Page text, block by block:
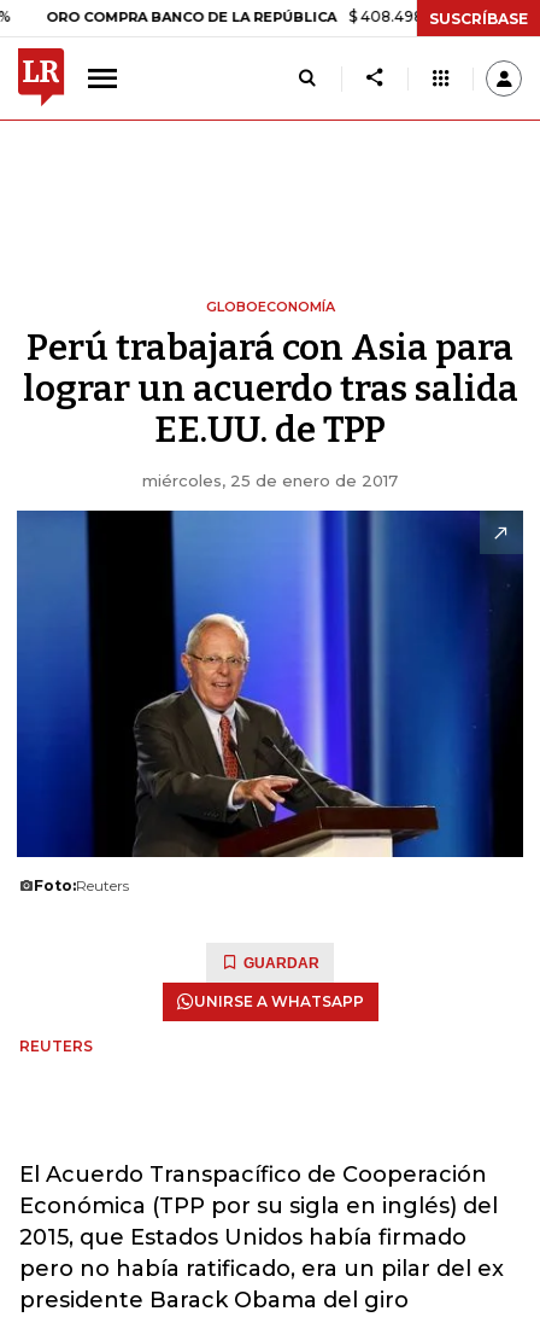
ORO COMPRA BANCO DE LA REPÚBLICA $ 408.498,97 +$ 8.753,81
SUSCRÍBASE
GLOBOECONOMÍA
Perú trabajará con Asia para
lograr un acuerdo tras salida
EE.UU. de TPP
miércoles, 25 de enero de 2017
Foto:Reuters
GUARDAR
UNIRSE A WHATSAPP
REUTERS
El Acuerdo Transpacífico de Cooperación
Económica (TPP por su sigla en inglés) del
2015, que Estados Unidos había firmado
pero no había ratificado, era un pilar del ex
presidente Barack Obama del giro